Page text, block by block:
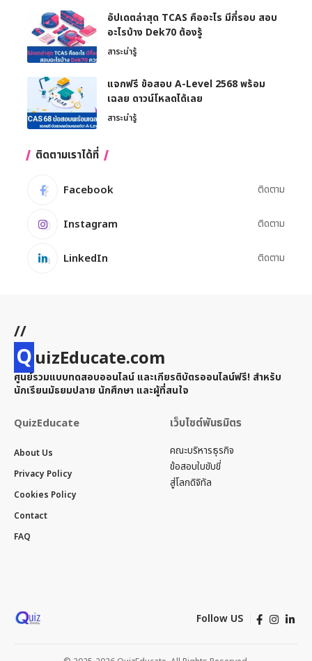
อัปเดตล่าสุด TCAS คืออะไร มีกี่รอบ สอบ
อะไรบ้าง Dek70 ต้องรู้
สาระน่ารู้
แจกฟรี ข้อสอบ A-Level 2568 พร้อม
เฉลย ดาวน์โหลดได้เลย
สาระน่ารู้
ติดตามเราได้ที่
Facebook ติดตาม
Instagram ติดตาม
LinkedIn ติดตาม
//
QuizEducate.com
ศูนย์รวมแบบทดสอบออนไลน์ และเกียรติบัตรออนไลน์ฟรี! สำหรับ
นักเรียนมัธยมปลาย นักศึกษา และผู้ที่สนใจ
QuizEducate
About Us
Privacy Policy
Cookies Policy
Contact
FAQ
เว็บไซต์พันธมิตร
คณะบริหารธุรกิจ
ข้อสอบใบขับขี่
สู่โลกดิจิทัล
Follow US